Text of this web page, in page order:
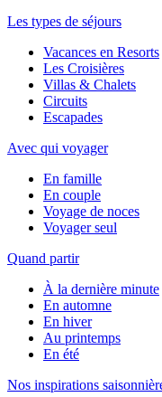
Les types de séjours
Vacances en Resorts
Les Croisières
Villas & Chalets
Circuits
Escapades
Avec qui voyager
En famille
En couple
Voyage de noces
Voyager seul
Quand partir
À la dernière minute
En automne
En hiver
Au printemps
En été
Nos inspirations